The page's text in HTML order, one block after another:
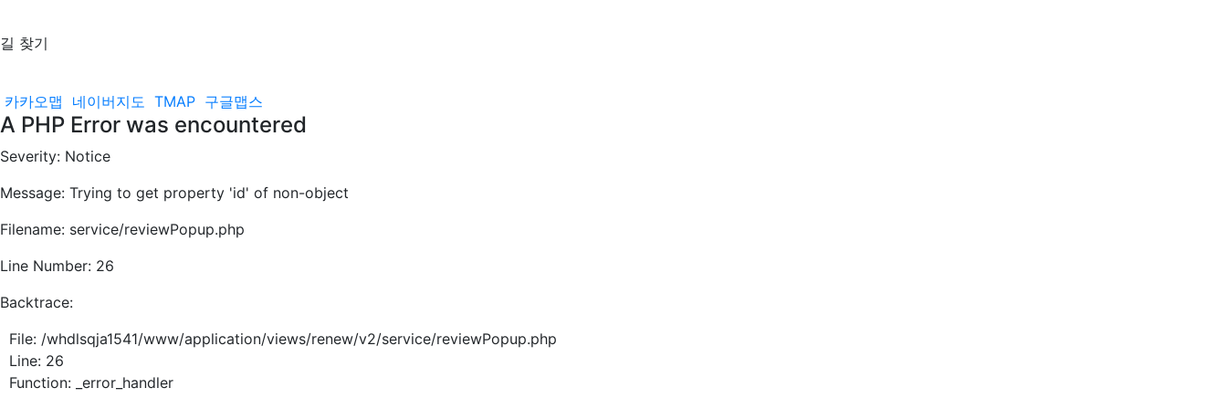
길 찾기
카카오맵 네이버지도 TMAP 구글맵스
A PHP Error was encountered
Severity: Notice
Message: Trying to get property 'id' of non-object
Filename: service/reviewPopup.php
Line Number: 26
Backtrace:
File: /whdlsqja1541/www/application/views/renew/v2/service/reviewPopup.php
Line: 26
Function: _error_handler